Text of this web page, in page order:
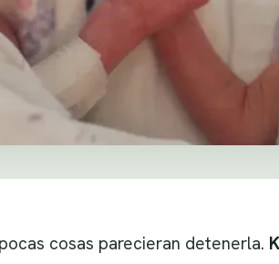
cosas parecieran detenerla.